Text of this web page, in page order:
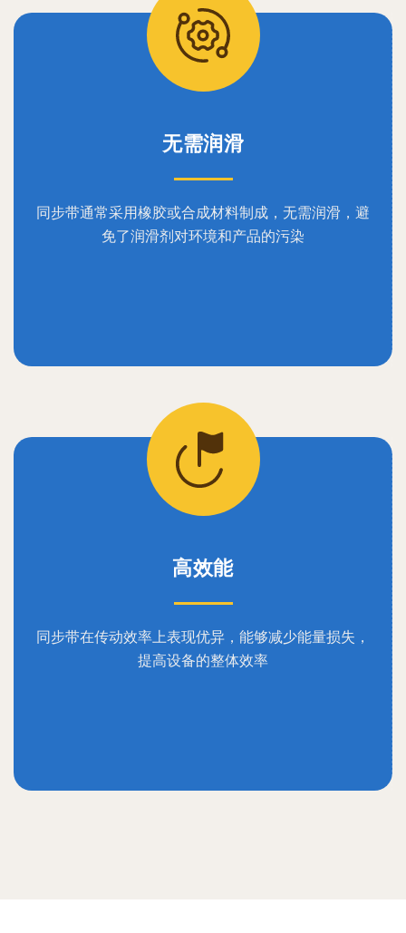
无需润滑
同步带通常采用橡胶或合成材料制成，无需润滑，避
免了润滑剂对环境和产品的污染
高效能
同步带在传动效率上表现优异，能够减少能量损失，
提高设备的整体效率